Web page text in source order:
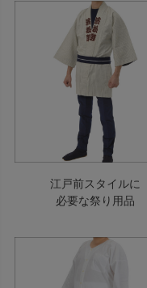
江戸前スタイルに
必要な祭り用品